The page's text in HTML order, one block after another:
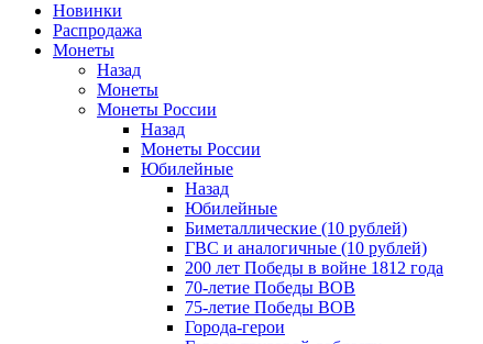
Новинки
Распродажа
Монеты
Назад
Монеты
Монеты России
Назад
Монеты России
Юбилейные
Назад
Юбилейные
Биметаллические (10 рублей)
ГВС и аналогичные (10 рублей)
200 лет Победы в войне 1812 года
70-летие Победы ВОВ
75-летие Победы ВОВ
Города-герои